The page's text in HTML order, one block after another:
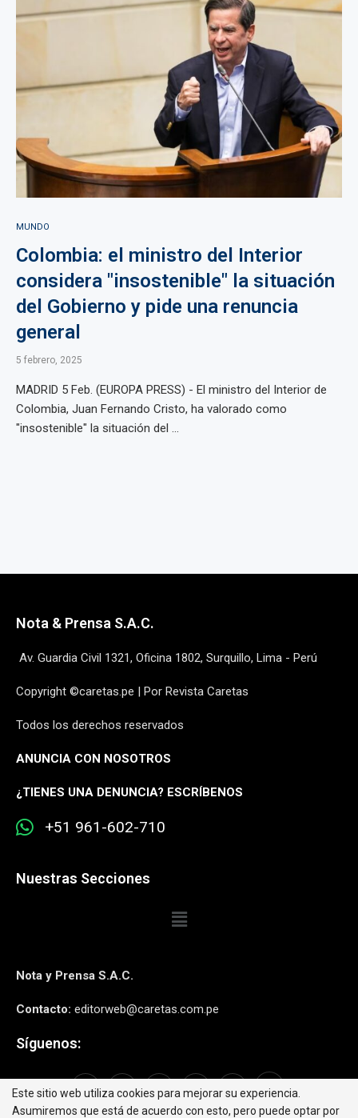
MUNDO
Colombia: el ministro del Interior
considera "insostenible" la situación
del Gobierno y pide una renuncia
general
5 febrero, 2025
MADRID 5 Feb. (EUROPA PRESS) - El ministro del Interior de
Colombia, Juan Fernando Cristo, ha valorado como
"insostenible" la situación del ...
Nota & Prensa S.A.C.
Av. Guardia Civil 1321, Oficina 1802, Surquillo, Lima - Perú
Copyright ©caretas.pe | Por Revista Caretas
Todos los derechos reservados
ANUNCIA CON NOSOTROS
¿TIENES UNA DENUNCIA? ESCRÍBENOS
+51 961-602-710
Nuestras Secciones
Nota y Prensa S.A.C.
Contacto: editorweb@caretas.com.pe
Síguenos:
Este sitio web utiliza cookies para mejorar su experiencia.
Asumiremos que está de acuerdo con esto, pero puede optar por